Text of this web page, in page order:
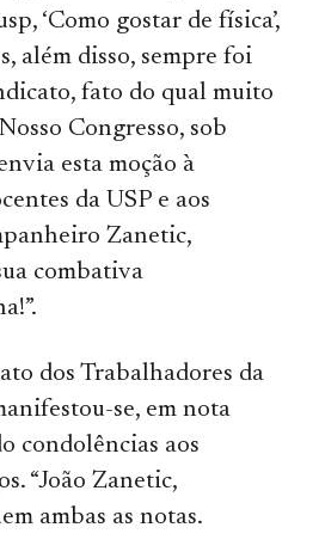
‘Como gostar de física’,
além disso, sempre foi
fato do qual muito
Congresso, sob
esta moção à
da USP e aos
Zanetic,
combativa
dos Trabalhadores da
se, em nota
condolências aos
“João Zanetic,
ambas as notas.